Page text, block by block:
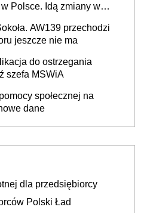
Polsce. Idą zmiany w
AW139 przechodzi
jeszcze nie ma
do ostrzegania
szefa MSWiA
społecznej na
dane
dla przedsiębiorcy
Polski Ład